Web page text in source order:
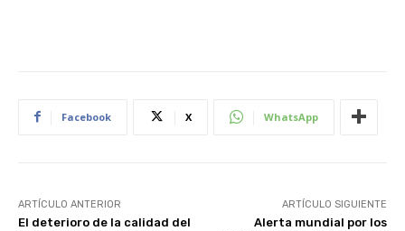
Facebook X WhatsApp
ARTÍCULO ANTERIOR
El deterioro de la calidad del
ARTÍCULO SIGUIENTE
Alerta mundial por los